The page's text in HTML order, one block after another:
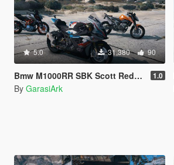
5.0 31,380 90
Bmw M1000RR SBK Scott Redding 2022 [Add-On] 1.0
By GarasiArk